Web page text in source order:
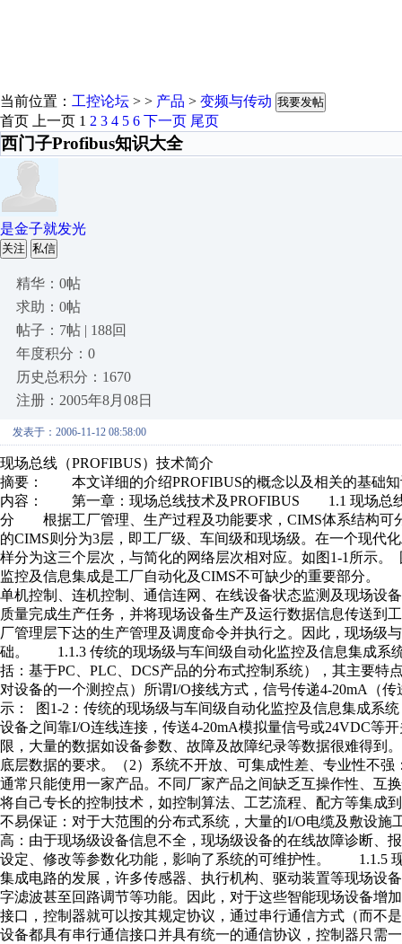
当前位置： 工控论坛 > > 产品 > 变频与传动 我要发帖
首页 上一页 1 2 3 4 5 6 下一页 尾页
西门子Profibus知识大全
是金子就发光
关注 私信
精华：0帖
求助：0帖
帖子：7帖 | 188回
年度积分：0
历史总积分：1670
注册：2005年8月08日
发表于：2006-11-12 08:58:00
现场总线（PROFIBUS）技术简介
摘要： 本文详细的介绍PROFIBUS的概念以及相关的基础知
内容： 第一章：现场总线技术及PROFIBUS 1.1 现场总
分 根据工厂管理、生产过程及功能要求，CIMS体系结构可
的CIMS则分为3层，即工厂级、车间级和现场级。在一个现代
样分为这三个层次，与简化的网络层次相对应。如图1-1所示
监控及信息集成是工厂自动化及CIMS不可缺少的重要部分
单机控制、连机控制、通信连网、在线设备状态监测及现场设
质量完成生产任务，并将现场设备生产及运行数据信息传送到
厂管理层下达的生产管理及调度命令并执行之。因此，现场级
础。 1.1.3 传统的现场级与车间级自动化监控及信息集成
括：基于PC、PLC、DCS产品的分布式控制系统），其主要
对设备的一个测控点）所谓I/O接线方式，信号传递4-20mA（
示： 图1-2：传统的现场级与车间级自动化监控及信息集成
设备之间靠I/O连线连接，传送4-20mA模拟量信号或24VDC等
限，大量的数据如设备参数、故障及故障纪录等数据很难得到
底层数据的要求。（2）系统不开放、可集成性差、专业性不
通常只能使用一家产品。不同厂家产品之间缺乏互操作性、互
将自己专长的控制技术，如控制算法、工艺流程、配方等集成
不易保证：对于大范围的分布式系统，大量的I/O电缆及敷设
高：由于现场级设备信息不全，现场级设备的在线故障诊断、
设定、修改等参数化功能，影响了系统的可维护性。 1.1.5
集成电路的发展，许多传感器、执行机构、驱动装置等现场设
字滤波甚至回路调节等功能。因此，对于这些智能现场设备增
接口，控制器就可以按其规定协议，通过串行通信方式（而不
设备都具有串行通信接口并具有统一的通信协议，控制器只需